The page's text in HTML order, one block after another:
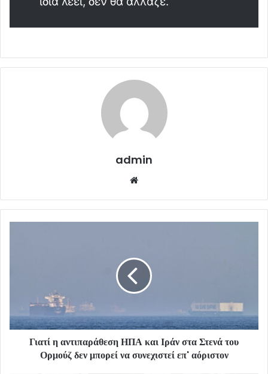
admin
Γιατί η αντιπαράθεση ΗΠΑ και Ιράν στα Στενά του
Ορμούζ δεν μπορεί να συνεχιστεί επ' αόριστον